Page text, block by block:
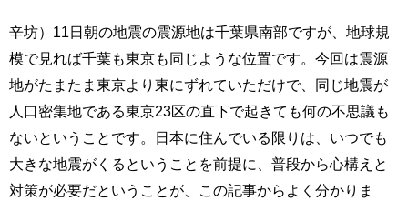
辛坊）11日朝の地震の震源地は千葉県南部ですが、地球規
模で見れば千葉も東京も同じような位置です。今回は震源
地がたまたま東京より東にずれていただけで、同じ地震が
人口密集地である東京23区の直下で起きても何の不思議も
ないということです。日本に住んでいる限りは、いつでも
大きな地震がくるということを前提に、普段から心構えと
対策が必要だということが、この記事からよく分かりま